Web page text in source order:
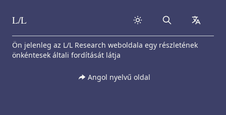
Skip to content
L/L Search
Ön jelenleg az L/L Research weboldala egy részletének
önkéntesek általi fordítását látja
Angol nyelvű oldal